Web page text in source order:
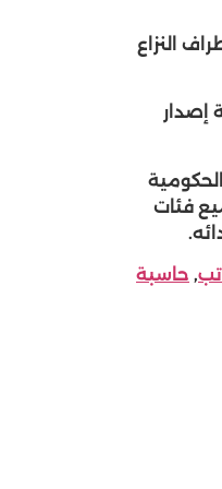
النزاع
إصدار
فئات
, حاسبة